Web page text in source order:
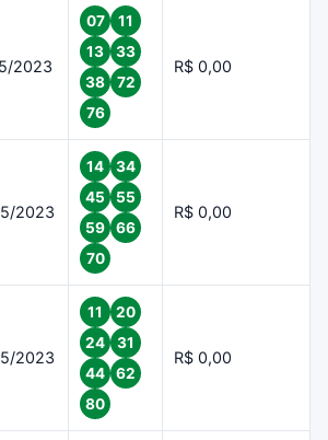
2023
07
11
13
33
38
72
76
R$ 0,00
2023
14
34
45
55
59
66
70
R$ 0,00
2023
11
20
24
31
44
62
80
R$ 0,00